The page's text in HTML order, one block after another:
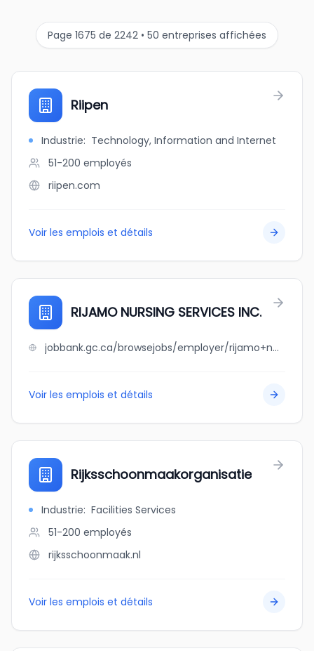
Page 1675 de 2242 • 50 entreprises affichées
Riipen
Industrie: Technology, Information and Internet
51-200 employés
riipen.com
Voir les emplois et détails
RIJAMO NURSING SERVICES INC.
jobbank.gc.ca/browsejobs/employer/rijamo+nursing+services+inc./ca
Voir les emplois et détails
Rijksschoonmaakorganisatie
Industrie: Facilities Services
51-200 employés
rijksschoonmaak.nl
Voir les emplois et détails